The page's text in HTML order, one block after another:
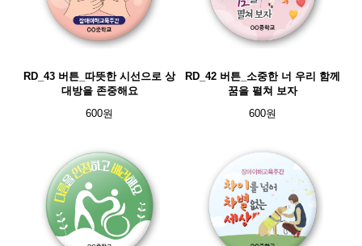
RD_43 버튼_따뜻한 시선으로 상
대방을 존중해요
600원
RD_42 버튼_소중한 너 우리 함께
꿈을 펼쳐 보자
600원